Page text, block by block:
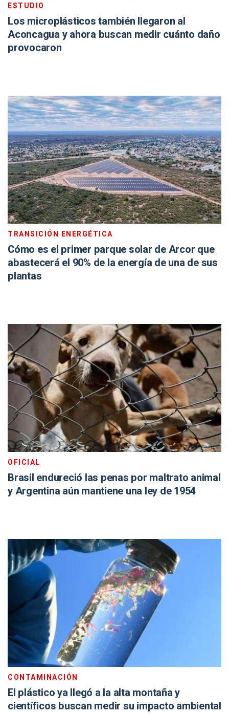
ESTUDIO
Los microplásticos también llegaron al
Aconcagua y ahora buscan medir cuánto daño
provocaron
TRANSICIÓN ENERGÉTICA
Cómo es el primer parque solar de Arcor que
abastecerá el 90% de la energía de una de sus
plantas
OFICIAL
Brasil endureció las penas por maltrato animal
y Argentina aún mantiene una ley de 1954
CONTAMINACIÓN
El plástico ya llegó a la alta montaña y
científicos buscan medir su impacto ambiental